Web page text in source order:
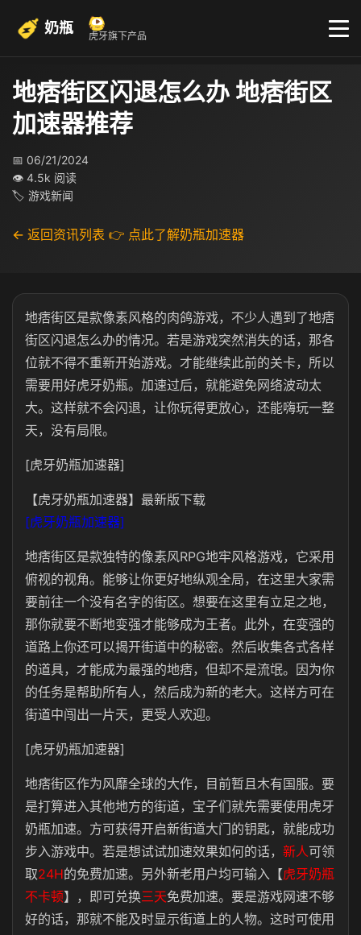
奶瓶 虎牙旗下产品
地痞街区闪退怎么办 地痞街区
加速器推荐
📅 06/21/2024
👁 4.5k 阅读
🏷 游戏新闻
← 返回资讯列表 👉 点此了解奶瓶加速器
地痞街区是款像素风格的肉鸽游戏，不少人遇到了地痞
街区闪退怎么办的情况。若是游戏突然消失的话，那各
位就不得不重新开始游戏。才能继续此前的关卡，所以
需要用好虎牙奶瓶。加速过后，就能避免网络波动太
大。这样就不会闪退，让你玩得更放心，还能嗨玩一整
天，没有局限。
[虎牙奶瓶加速器]
【虎牙奶瓶加速器】最新版下载
[虎牙奶瓶加速器]
地痞街区是款独特的像素风RPG地牢风格游戏，它采用
俯视的视角。能够让你更好地纵观全局，在这里大家需
要前往一个没有名字的街区。想要在这里有立足之地，
那你就要不断地变强才能够成为王者。此外，在变强的
道路上你还可以揭开街道中的秘密。然后收集各式各样
的道具，才能成为最强的地痞，但却不是流氓。因为你
的任务是帮助所有人，然后成为新的老大。这样方可在
街道中闯出一片天，更受人欢迎。
[虎牙奶瓶加速器]
地痞街区作为风靡全球的大作，目前暂且木有国服。要
是打算进入其他地方的街道，宝子们就先需要使用虎牙
奶瓶加速。方可获得开启新街道大门的钥匙，就能成功
步入游戏中。若是想试试加速效果如何的话， 新人可领
取24H的免费加速。另外新老用户均可输入【虎牙奶瓶
不卡顿】，即可兑换三天免费加速。要是游戏网速不够
好的话，那就不能及时显示街道上的人物。这时可使用